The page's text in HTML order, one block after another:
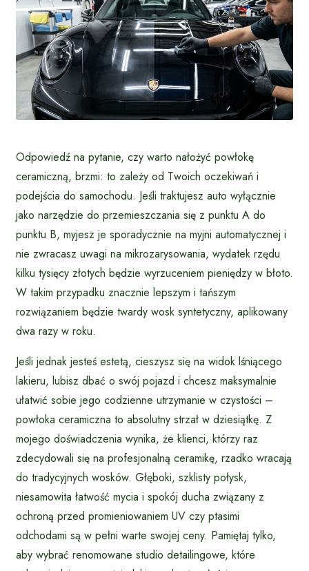
Odpowiedź na pytanie, czy warto nałożyć powłokę
ceramiczną, brzmi: to zależy od Twoich oczekiwań i
podejścia do samochodu. Jeśli traktujesz auto wyłącznie
jako narzędzie do przemieszczania się z punktu A do
punktu B, myjesz je sporadycznie na myjni automatycznej i
nie zwracasz uwagi na mikrozarysowania, wydatek rzędu
kilku tysięcy złotych będzie wyrzuceniem pieniędzy w błoto.
W takim przypadku znacznie lepszym i tańszym
rozwiązaniem będzie twardy wosk syntetyczny, aplikowany
dwa razy w roku.
Jeśli jednak jesteś estetą, cieszysz się na widok lśniącego
lakieru, lubisz dbać o swój pojazd i chcesz maksymalnie
ułatwić sobie jego codzienne utrzymanie w czystości –
powłoka ceramiczna to absolutny strzał w dziesiątkę. Z
mojego doświadczenia wynika, że klienci, którzy raz
zdecydowali się na profesjonalną ceramikę, rzadko wracają
do tradycyjnych wosków. Głęboki, szklisty połysk,
niesamowita łatwość mycia i spokój ducha związany z
ochroną przed promieniowaniem UV czy ptasimi
odchodami są w pełni warte swojej ceny. Pamiętaj tylko,
aby wybrać renomowane studio detailingowe, które